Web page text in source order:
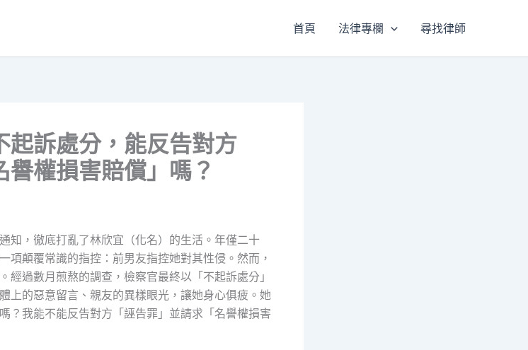
首頁 法律專欄 尋找律師
起訴處分，能反告對方
譽權損害賠償」嗎？
知，徹底打亂了林欣宜（化名）的生活。年僅二十
項顛覆常識的指控：前男友指控她對其性侵。然而，
經過數月煎熬的調查，檢察官最終以「不起訴處分」
上的惡意留言、親友的異樣眼光，讓她身心俱疲。她
？我能不能反告對方「誣告罪」並請求「名譽權損害